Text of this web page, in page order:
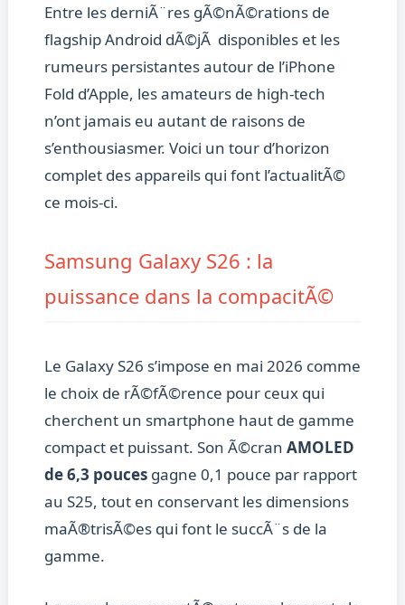
Entre les derniÃ¨res gÃ©nÃ©rations de
flagship Android dÃ©jÃ disponibles et les
rumeurs persistantes autour de l’iPhone
Fold d’Apple, les amateurs de high-tech
n’ont jamais eu autant de raisons de
s’enthousiasmer. Voici un tour d’horizon
complet des appareils qui font l’actualitÃ©
ce mois-ci.
Samsung Galaxy S26 : la
puissance dans la compacitÃ©
Le Galaxy S26 s’impose en mai 2026 comme
le choix de rÃ©fÃ©rence pour ceux qui
cherchent un smartphone haut de gamme
compact et puissant. Son Ã©cran AMOLED
de 6,3 poucesgagne 0,1 pouce par rapport
au S25, tout en conservant les dimensions
maÃ®trisÃ©es qui font le succÃ¨s de la
gamme.